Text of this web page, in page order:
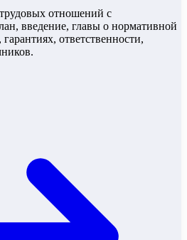
отношений с
введение, главы о нормативной
ответственности,